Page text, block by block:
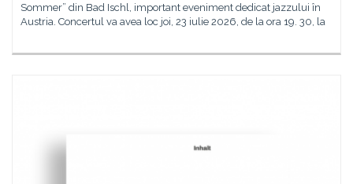
Sommer” din Bad Ischl, important eveniment dedicat jazzului în
Austria. Concertul va avea loc joi, 23 iulie 2026, de la ora 19. 30, la